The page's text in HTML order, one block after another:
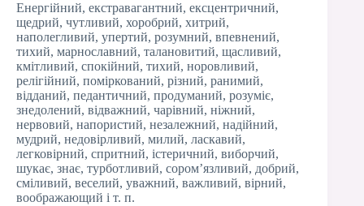
Енергійний, екстравагантний, ексцентричний,
щедрий, чутливий, хоробрий, хитрий,
наполегливий, упертий, розумний, впевнений,
тихий, марнославний, талановитий, щасливий,
кмітливий, спокійний, тихий, норовливий,
релігійний, поміркований, різний, ранимий,
відданий, педантичний, продуманий, розуміє,
знедолений, відважний, чарівний, ніжний,
нервовий, напористий, незалежний, надійний,
мудрий, недовірливий, милий, ласкавий,
легковірний, спритний, істеричний, виборчий,
шукає, знає, турботливий, сором’язливий, добрий,
сміливий, веселий, уважний, важливий, вірний,
воображающий і т. п.